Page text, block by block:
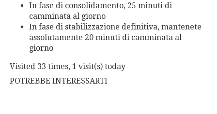
In fase di consolidamento, 25 minuti di
camminata al giorno
In fase di stabilizzazione definitiva, mantenete
assolutamente 20 minuti di camminata al
giorno
Visited 33 times, 1 visit(s) today
POTREBBE INTERESSARTI